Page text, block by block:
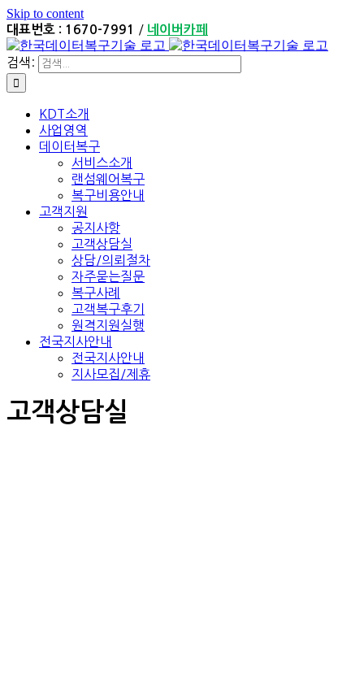
Skip to content
대표번호 : 1670-7991 / 네이버카페
검색:
KDT소개
사업영역
데이터복구
서비스소개
랜섬웨어복구
복구비용안내
고객지원
공지사항
고객상담실
상담/의뢰절차
자주묻는질문
복구사례
고객복구후기
원격지원실행
전국지사안내
전국지사안내
지사모집/제휴
고객상담실